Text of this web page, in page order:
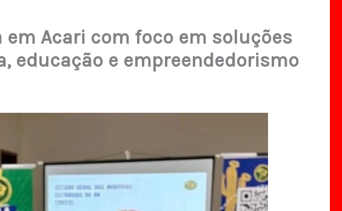
Acari com foco em soluções
educação e empreendedorismo